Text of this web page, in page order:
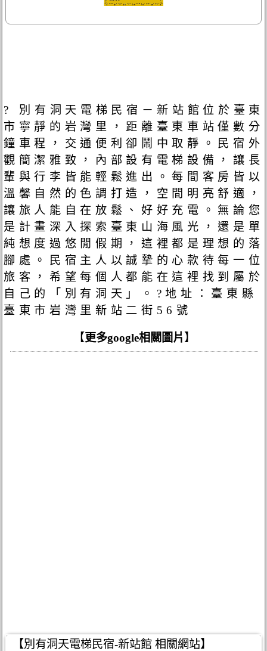
? 別有洞天電梯民宿－新站館位於臺東
市寧靜的岩灣里，距離臺東車站僅數分
鐘車程，交通便利卻鬧中取靜。民宿外
觀簡潔雅致，內部設有電梯設備，讓長
輩與行李皆能輕鬆進出。每間客房皆以
溫馨自然的色調打造，空間明亮舒適，
讓旅人能自在放鬆、好好充電。無論您
是計畫深入探索臺東山海風光，還是單
純想度過悠閒假期，這裡都是理想的落
腳處。民宿主人以誠摯的心款待每一位
旅客，希望每個人都能在這裡找到屬於
自己的「別有洞天」。?地址：臺東縣
臺東市岩灣里新站二街56號
【更多google相關圖片 】
【別有洞天電梯民宿-新站館 相關網站】